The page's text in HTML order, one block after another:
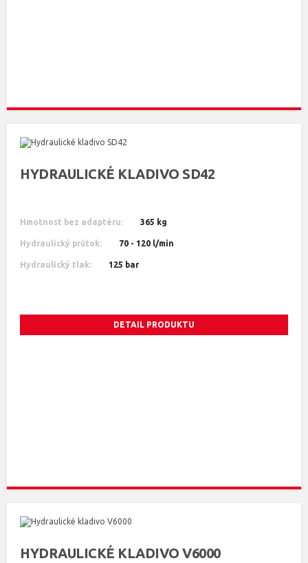
HYDRAULICKÉ KLADIVO SD42
Hmotnost bez adaptéru: 365 kg
Hydraulický průtok: 70 - 120 l/min
Hydraulický tlak: 125 bar
DETAIL PRODUKTU
HYDRAULICKÉ KLADIVO V6000